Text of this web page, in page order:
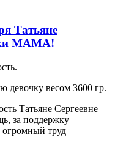
Татьяне
МАМА!
девочку весом 3600 гр.
Татьяне Сергеевне
за поддержку
огромный труд